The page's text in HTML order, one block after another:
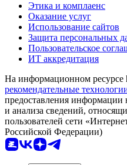
Этика и комплаенс
Оказание услуг
Использование сайтов
Защита персональных
Пользовательское
ИТ аккредитация
На информационном ресурсе
рекомендательные
предоставления информации
и анализа сведений,
пользователей сети
Российской Федерации)